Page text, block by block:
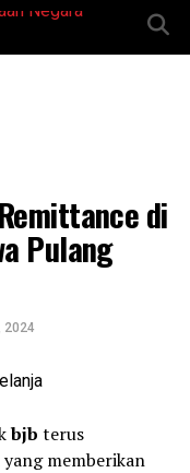
di
Pulang
2024
bjb terus
memberikan